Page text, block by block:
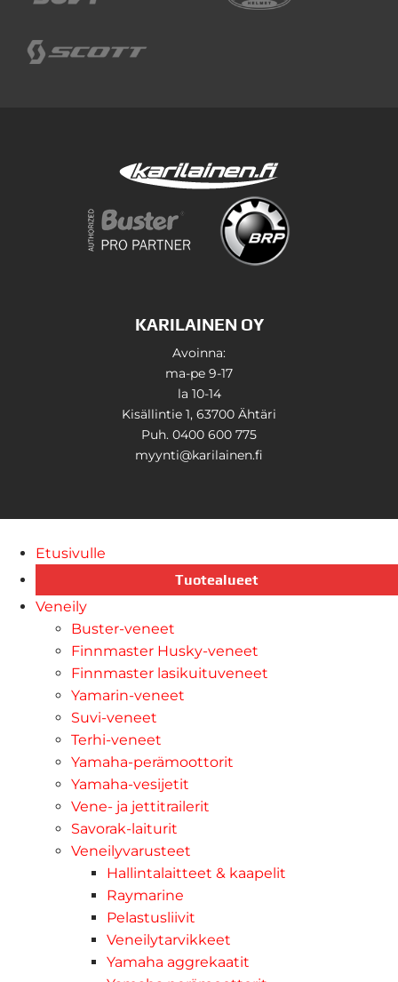
KARILAINEN OY
Avoinna:
ma-pe 9-17
la 10-14
Kisällintie 1, 63700 Ähtäri
Puh. 0400 600 775
myynti@karilainen.fi
Etusivulle
Tuotealueet
Veneily
Buster-veneet
Finnmaster Husky-veneet
Finnmaster lasikuituveneet
Yamarin-veneet
Suvi-veneet
Terhi-veneet
Yamaha-perämoottorit
Yamaha-vesijetit
Vene- ja jettitrailerit
Savorak-laiturit
Veneilyvarusteet
Hallintalaitteet & kaapelit
Raymarine
Pelastusliivit
Veneilytarvikkeet
Yamaha aggrekaatit